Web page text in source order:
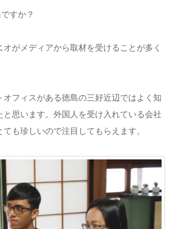
すか？
オがメディアから取材を受けることが多く
オフィスがある徳島の三好近辺ではよく知
と思います。外国人を受け入れている会社
も珍しいので注目してもらえます。